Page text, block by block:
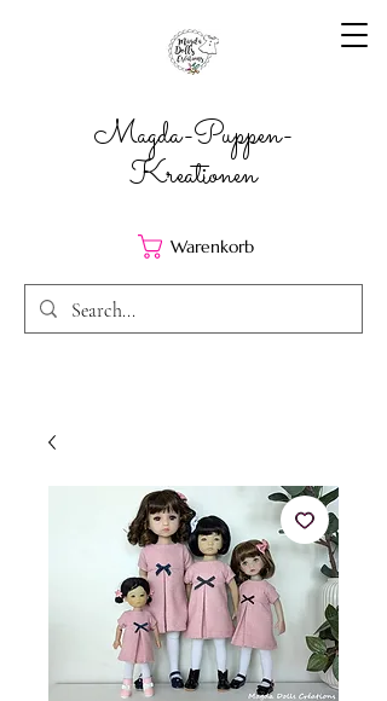
Magda-Puppen-
Kreationen
Warenkorb